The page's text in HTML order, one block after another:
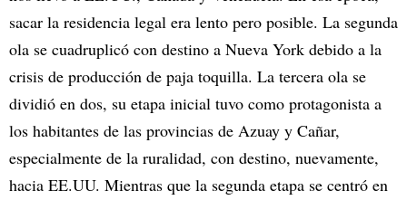
sacar la residencia legal era lento pero posible. La segunda
ola se cuadruplicó con destino a Nueva York debido a la
crisis de producción de paja toquilla. La tercera ola se
dividió en dos, su etapa inicial tuvo como protagonista a
los habitantes de las provincias de Azuay y Cañar,
especialmente de la ruralidad, con destino, nuevamente,
hacia EE.UU. Mientras que la segunda etapa se centró en